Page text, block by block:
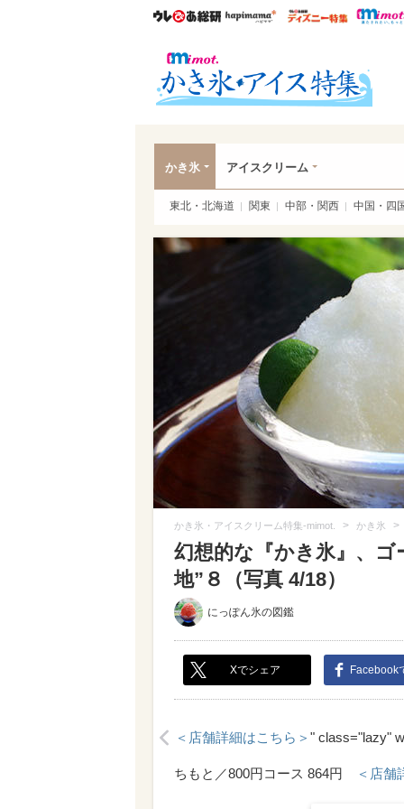
ウレぴあ総研ハピママ*
ウレぴ
かき氷 アイスクリーム
東北・北海道 関東 中部・関西 中国・四
かき氷・アイスクリーム特集-mimot. > かき氷 >
幻想的な『かき氷』、
地”８（写真 4/18）
にっぽん氷の図鑑
Xでシェア Facebook
＜店舗詳細はこちら＞ " class="lazy"
ちもと／800円コース 864円 ＜店舗